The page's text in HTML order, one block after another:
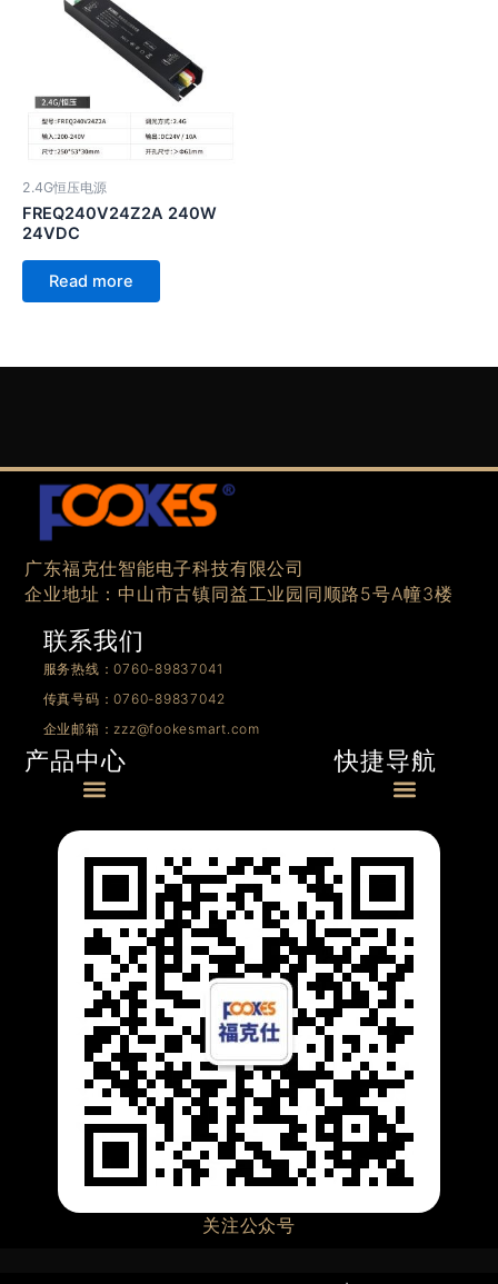
2.4G恒压电源
FREQ240V24Z2A 240W
24VDC
Read more
广东福克仕智能电子科技有限公司
企业地址：中山市古镇同益工业园同顺路5号A幢3楼
联系我们
服务热线：0760-89837041
传真号码：0760-89837042
企业邮箱：zzz@fookesmart.com
产品中心
Menu
快捷导航
Menu
关注公众号